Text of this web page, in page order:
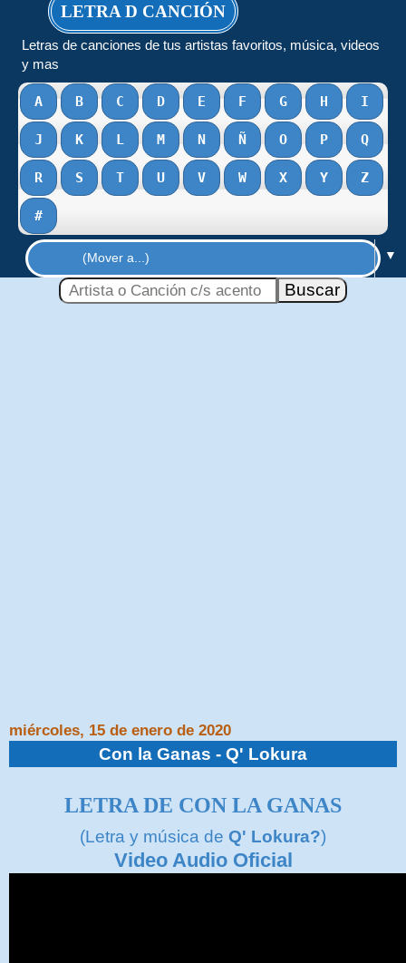
LETRA D CANCIÓN
Letras de canciones de tus artistas favoritos, música, videos
y mas
A B C D E F G H I
J K L M N Ñ O P Q
R S T U V W X Y Z
#
▼
miércoles, 15 de enero de 2020
Con la Ganas - Q' Lokura
LETRA DE CON LA GANAS
(Letra y música de Q' Lokura?)
Video Audio Oficial